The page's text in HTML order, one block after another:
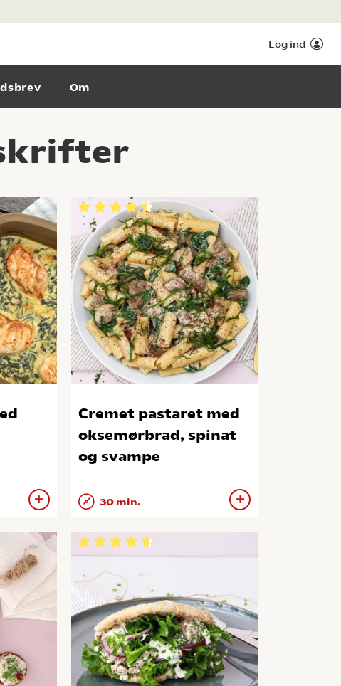
Log ind
Om
Cremet pastaret med
oksemørbrad, spinat
og svampe
30 min.